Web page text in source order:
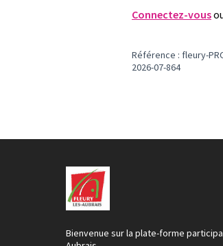
Connectez-vous
Référence : fleury-
2026-07-864
Bienvenue sur la plate-forme